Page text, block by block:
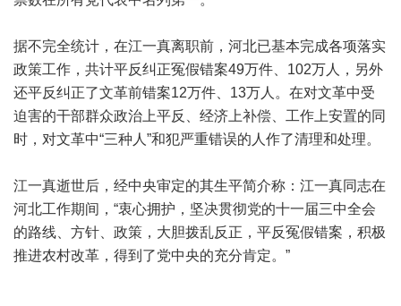
据不完全统计，在江一真离职前，河北已基本完成各项落实
政策工作，共计平反纠正冤假错案49万件、102万人，另外
还平反纠正了文革前错案12万件、13万人。在对文革中受
迫害的干部群众政治上平反、经济上补偿、工作上安置的同
时，对文革中“三种人”和犯严重错误的人作了清理和处理。
江一真逝世后，经中央审定的其生平简介称：江一真同志在
河北工作期间，“衷心拥护，坚决贯彻党的十一届三中全会
的路线、方针、政策，大胆拨乱反正，平反冤假错案，积极
推进农村改革，得到了党中央的充分肯定。”